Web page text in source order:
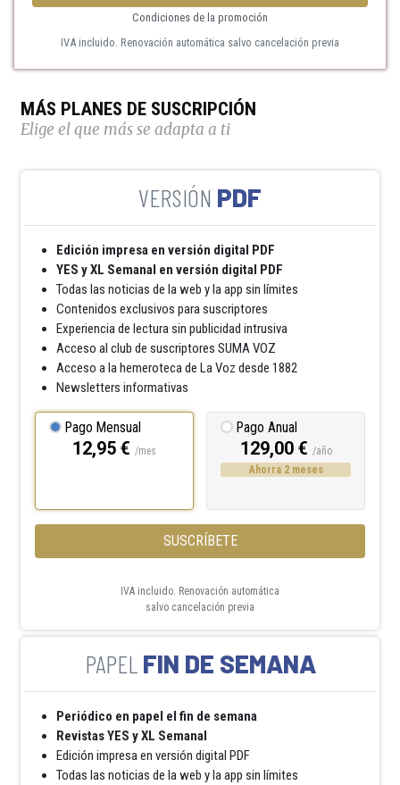
Condiciones de la promoción
IVA incluido. Renovación automática salvo cancelación previa
MÁS PLANES DE SUSCRIPCIÓN
Elige el que más se adapta a ti
PDF
Edición impresa en versión digital PDF
YES y XL Semanal en versión digital PDF
Todas las noticias de la web y la app sin límites
Contenidos exclusivos para suscriptores
Experiencia de lectura sin publicidad intrusiva
Acceso al club de suscriptores SUMA VOZ
Acceso a la hemeroteca de La Voz desde 1882
Newsletters informativas
Pago Mensual
12,95 € /mes
Pago Anual
129,00 € /año
Ahorra 2 meses
SUSCRÍBETE
IVA incluido. Renovación automática
salvo cancelación previa
FIN DE SEMANA
Periódico en papel el fin de semana
Revistas YES y XL Semanal
Edición impresa en versión digital PDF
Todas las noticias de la web y la app sin límites